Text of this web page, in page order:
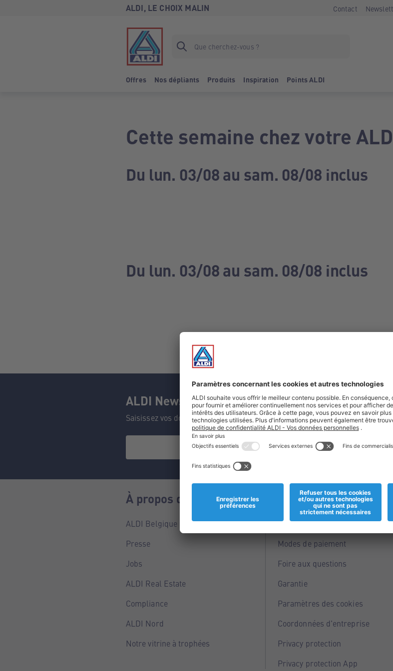
ALDI, LE CHOIX MALIN Contact
Offres Nos dépliants Produits Inspiration Points ALDI
Cette semaine chez votre
Du lun. 03/08 au sam. 08/08 inclus
Du lun. 03/08 au sam. 08/08 inclus
ALDI Newsletter
Saisissez vos données et ne manquez aucune de nos offres.
À propos de nous
ALDI Belgique
Presse
Jobs
ALDI Real Estate
Compliance
ALDI Nord
Notre vitrine à trophées
Informations
Magasins
Modes de paiement
Foire aux questions
Garantie
Paramètres des cookies
Coordonnées d'entreprise
Privacy protection
Privacy protection App